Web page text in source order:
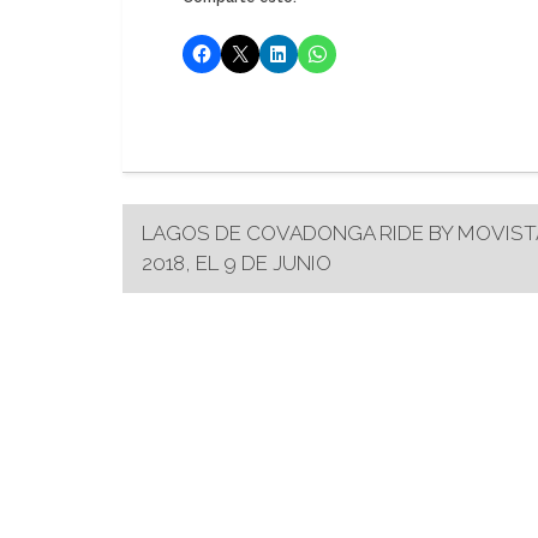
Navegación
de
LAGOS DE COVADONGA RIDE BY
2018, EL 9 DE JUNIO